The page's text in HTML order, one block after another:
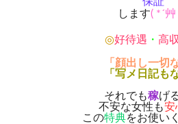
します( *´艸
◎好待遇 ・ 高
「顔出し一切
「写メ日記も
それでも稼げ
不安な女性も安
この特典をお使い